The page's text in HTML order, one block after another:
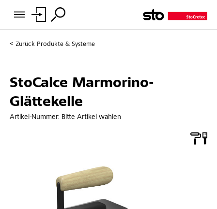
Zurück Produkte & Systeme
StoCalce Marmorino-
Glättekelle
Artikel-Nummer: Bitte Artikel wählen